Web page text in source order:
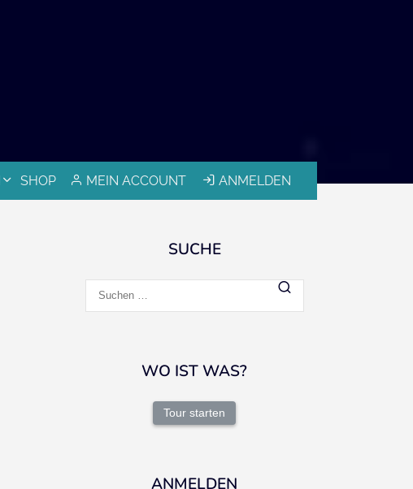
MEIN ACCOUNT ANMELDEN
SHOP
SUCHE
nach:
WO IST WAS?
Tour starten
ANMELDEN